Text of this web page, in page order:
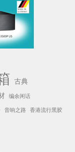
古典
编余闲话
音响之路 香港流行黑胶